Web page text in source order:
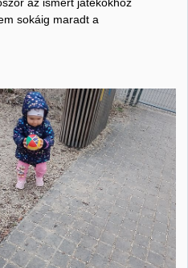
sokáig maradt a